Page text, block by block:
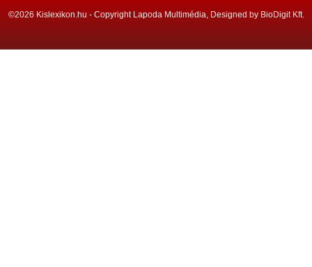
©2026 Kislexikon.hu - Copyright Lapoda Multimédia, Designed by BioDigit Kft.